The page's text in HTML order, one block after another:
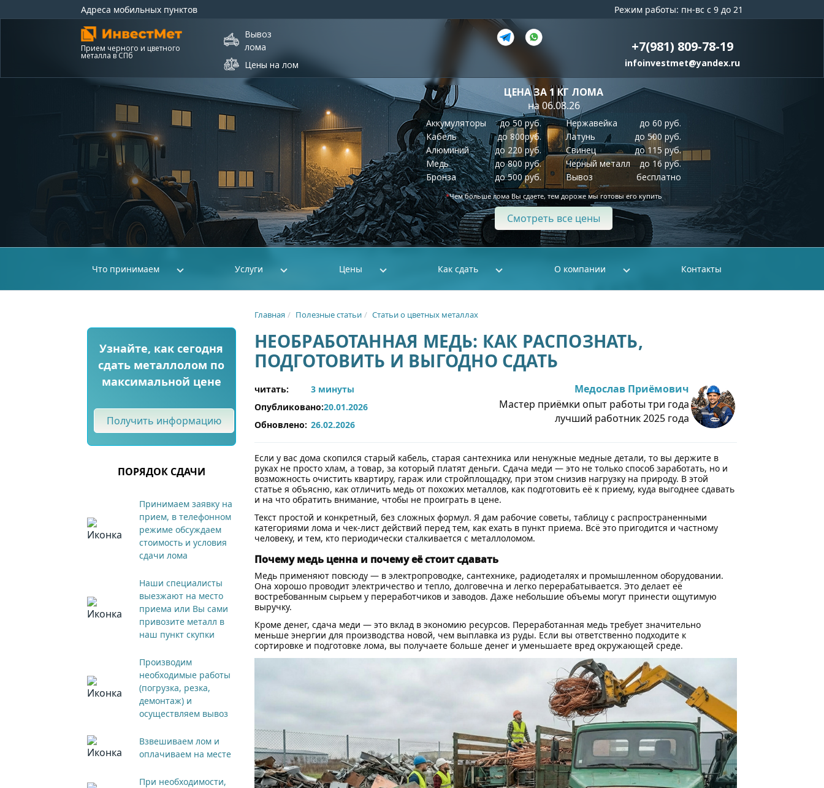
Адреса мобильных пунктов Режим работы: пн-вс с 9 до 21
Прием черного и цветного
металла в СПб
Вывоз
лома
Цены на лом
+7(981) 809-78-19
infoinvestmet@yandex.ru
ЦЕНА ЗА 1 КГ ЛОМА
на 06.08.26
Аккумуляторы
до 50 руб.
Кабель
до 800руб.
Алюминий
до 220 руб.
Медь
до 800 руб.
Бронза
до 500 руб.
Нержавейка
до 60 руб.
Латунь
до 500 руб.
Свинец
до 115 руб.
Черный металл
до 16 руб.
Вывоз
бесплатно
*Чем больше лома Вы сдаете, тем дороже мы готовы его купить
Смотреть все цены
Что принимаем Услуги Цены Как сдать О компании Контакты
Главная Полезные статьи Статьи о цветных металлах
НЕОБРАБОТАННАЯ МЕДЬ: КАК РАСПОЗНАТЬ,
ПОДГОТОВИТЬ И ВЫГОДНО СДАТЬ
читать:
3 минуты
Опубликовано:20.01.2026
Обновлено: 26.02.2026
Медослав Приёмович
Мастер приёмки опыт работы три года
лучший работник 2025 года
Если у вас дома скопился старый кабель, старая сантехника или ненужные медные детали, то вы держите в
руках не просто хлам, а товар, за который платят деньги. Сдача меди — это не только способ заработать, но и
возможность очистить квартиру, гараж или стройплощадку, при этом снизив нагрузку на природу. В этой
статье я объясню, как отличить медь от похожих металлов, как подготовить её к приему, куда выгоднее сдавать
и на что обратить внимание, чтобы не проиграть в цене.
Текст простой и конкретный, без сложных формул. Я дам рабочие советы, таблицу с распространенными
категориями лома и чек-лист действий перед тем, как ехать в пункт приема. Всё это пригодится и частному
человеку, и тем, кто периодически сталкивается с металлоломом.
Почему медь ценна и почему её стоит сдавать
Медь применяют повсюду — в электропроводке, сантехнике, радиодеталях и промышленном оборудовании.
Она хорошо проводит электричество и тепло, долговечна и легко перерабатывается. Это делает её
востребованным сырьем у переработчиков и заводов. Даже небольшие объемы могут принести ощутимую
выручку.
Кроме денег, сдача меди — это вклад в экономию ресурсов. Переработанная медь требует значительно
меньше энергии для производства новой, чем выплавка из руды. Если вы ответственно подходите к
сортировке и подготовке лома, вы получаете больше денег и уменьшаете вред окружающей среде.
Узнайте, как сегодня
сдать металлолом по
максимальной цене
Получить информацию
ПОРЯДОК СДАЧИ
Принимаем заявку на
прием, в телефонном
режиме обсуждаем
стоимость и условия
сдачи лома
Наши специалисты
выезжают на место
приема или Вы сами
привозите металл в
наш пункт скупки
Производим
необходимые работы
(погрузка, резка,
демонтаж) и
осуществляем вывоз
Взвешиваем лом и
оплачиваем на месте
При необходимости,